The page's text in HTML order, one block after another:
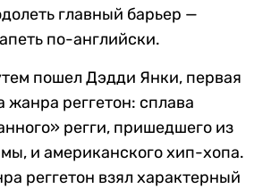
главный барьер —
по-английски.
пошел Дэдди Янки, первая
жанра реггетон: сплава
регги, пришедшего из
и американского хип-хопа.
реггетон взял характерный